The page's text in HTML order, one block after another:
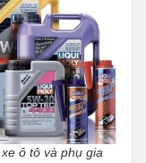
ô tô và phụ gia